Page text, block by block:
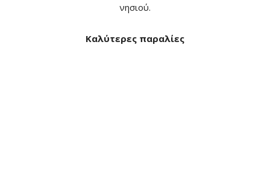
νησιού.
Καλύτερες παραλίες